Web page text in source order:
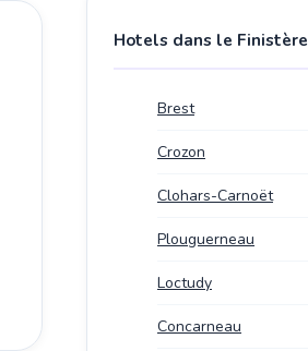
Hotels dans le Finistère
Brest
Crozon
Clohars-Carnoët
Plouguerneau
Loctudy
Concarneau